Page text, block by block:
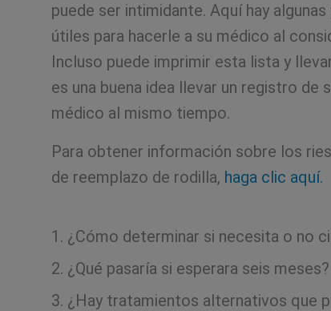
puede ser intimidante. Aquí hay
útiles para hacerle a su médico al
Incluso puede imprimir esta lista y
es una buena idea llevar un registro
médico al mismo tiempo.
Para obtener información sobre los
de reemplazo de rodilla, haga clic aquí.
¿Cómo determinar si necesita o no
¿Qué pasaría si esperara seis meses?
¿Hay tratamientos alternativos que